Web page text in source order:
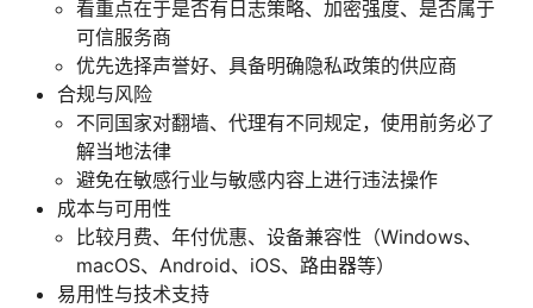
看重点在于是否有日志策略、加密强度、是否属于
可信服务商
优先选择声誉好、具备明确隐私政策的供应商
合规与风险
不同国家对翻墙、代理有不同规定，使用前务必了
解当地法律
避免在敏感行业与敏感内容上进行违法操作
成本与可用性
比较月费、年付优惠、设备兼容性（Windows、
macOS、Android、iOS、路由器等）
易用性与技术支持